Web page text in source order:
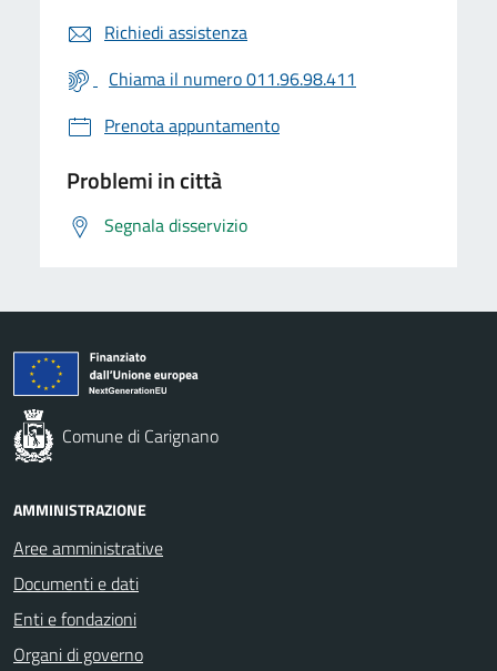
Richiedi assistenza
Chiama il numero 011.96.98.411
Prenota appuntamento
Problemi in città
Segnala disservizio
Comune di Carignano
AMMINISTRAZIONE
Aree amministrative
Documenti e dati
Enti e fondazioni
Organi di governo